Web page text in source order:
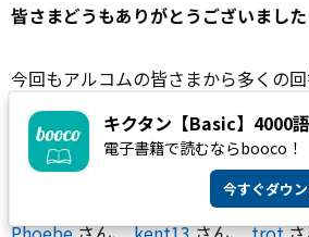
皆さまどうもありがとうございました
今回もアルコムの皆さまから多くの
た！
Didgevillage YOSHI-sanさん
Mayabutaさ
キクタン【Basic】4000
電子書籍で読むならbooco！
今すぐダウ